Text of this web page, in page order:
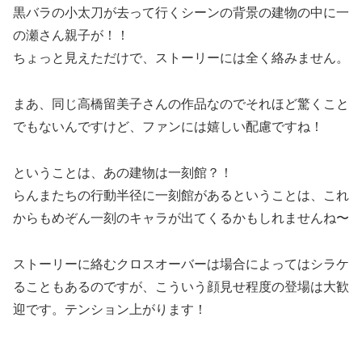
黒バラの小太刀が去って行くシーンの背景の建物の中に一
の瀬さん親子が！！
ちょっと見えただけで、ストーリーには全く絡みません。
まあ、同じ高橋留美子さんの作品なのでそれほど驚くこと
でもないんですけど、ファンには嬉しい配慮ですね！
ということは、あの建物は一刻館？！
らんまたちの行動半径に一刻館があるということは、これ
からもめぞん一刻のキャラが出てくるかもしれませんね〜
ストーリーに絡むクロスオーバーは場合によってはシラケ
ることもあるのですが、こういう顔見せ程度の登場は大歓
迎です。テンション上がります！